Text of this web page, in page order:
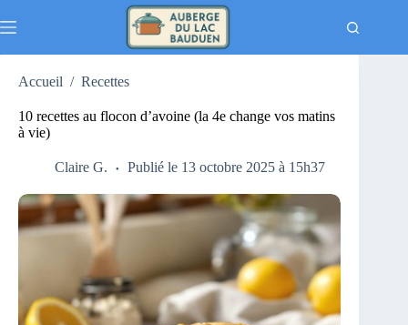
au
Accueil / Recettes
10 recettes au flocon d’avoine (la 4e change vos matins
à vie)
Claire G. Publié le 13 octobre 2025 à 15h37